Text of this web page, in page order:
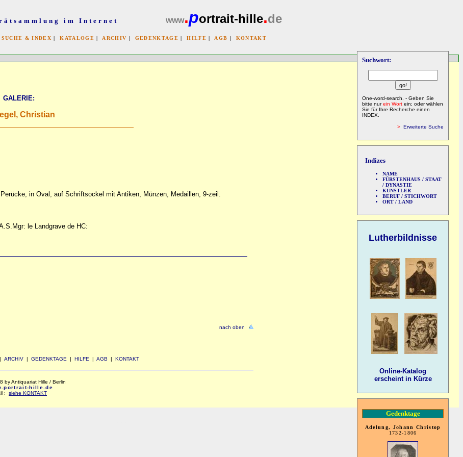
im Internet www.portrait-hille.de
SUCHE & INDEX |KATALOGE | ARCHIV | GEDENKTAGE |HILFE | AGB | KONTAKT
Suchwort:
One-word-search. - Geben Sie
bitte nurein Wort ein; oder wählen
Sie für Ihre Recherche einen
INDEX.
> Erweiterte Suche
Indizes
NAME
FÜRSTENHAUS / STAAT
/ DYNASTIE
KÜNSTLER
BERUF / STICHWORT
ORT / LAND
Lutherbildnisse
Online-Katalog
erscheint in Kürze
Gedenktage
Adelung, Johann Christop
1732-1806
GALERIE:
Christian
in Oval, auf Schriftsockel mit Antiken, Münzen, Medaillen, 9-zeil.
le Landgrave de HC:
nach oben
| ARCHIV| GEDENKTAGE | HILFE | AGB | KONTAKT
by Antiquariat Hille / Berlin
hille.de
: siehe KONTAKT